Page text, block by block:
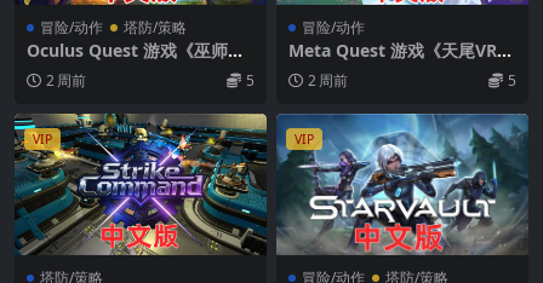
冒险/动作 塔防/策略
Oculus Quest 游戏《巫师战
争VR》War of Wizards
2 周前 5
冒险/动作
Meta Quest 游戏《天尾VR》
Skytail VR
2 周前 5
VIP
塔防/策略
VIP
冒险/动作 塔防/策略